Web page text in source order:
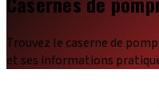
Trouvez le caserne de
et ses informations